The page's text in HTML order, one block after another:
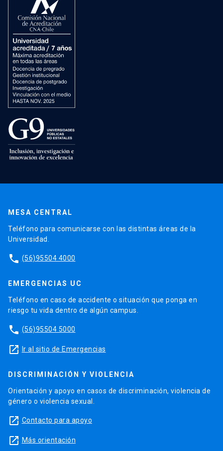
MESA CENTRAL
Teléfono para comunicarse con las distintas áreas de la
Universidad.
phone (56)95504 4000
EMERGENCIAS UC
Teléfono en caso de accidente o situación que ponga en
riesgo tu vida dentro de algún campus.
phone (56)95504 5000
launch Ir al sitio de Emergencias
DISCRIMINACIÓN Y VIOLENCIA
Orientación y apoyo en casos de discriminación, violencia de
género o violencia sexual.
launch Contacto para apoyo
launch Más orientación